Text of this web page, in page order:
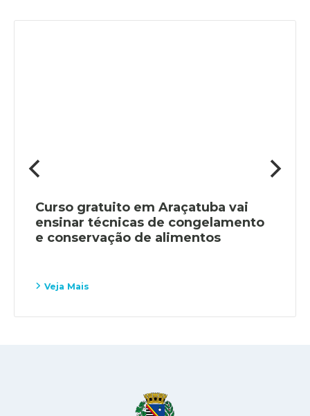
Curso gratuito em Araçatuba vai
ensinar técnicas de congelamento
e conservação de alimentos
Veja Mais